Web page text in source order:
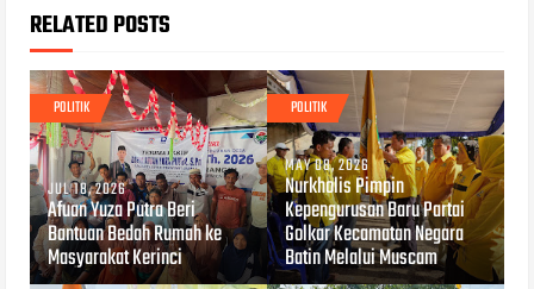
RELATED POSTS
POLITIK
JUL 18, 2026
Afuan Yuza Putra Beri
Bantuan Bedah Rumah ke
Masyarakat Kerinci
POLITIK
MAY 08, 2026
Nurkholis Pimpin
Kepengurusan Baru Partai
Golkar Kecamatan Negara
Batin Melalui Muscam